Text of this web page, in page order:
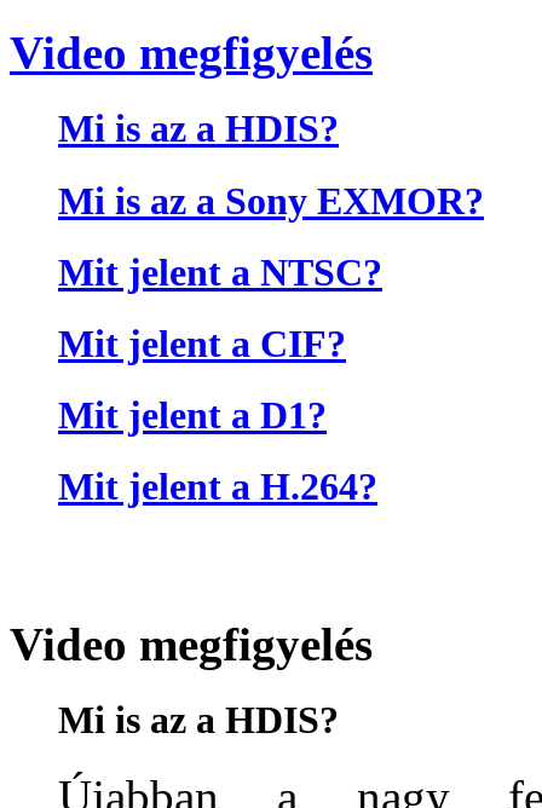
Video megfigyelés
Mi is az a HDIS?
Mi is az a Sony EXMOR?
Mit jelent a NTSC?
Mit jelent a CIF?
Mit jelent a D1?
Mit jelent a H.264?
Video megfigyelés
Mi is az a HDIS?
Újabban a nagy